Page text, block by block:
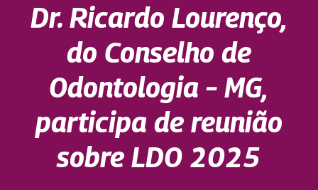
Dr. Ricardo Lourenço,
do Conselho de
Odontologia – MG,
participa de reunião
sobre LDO 2025